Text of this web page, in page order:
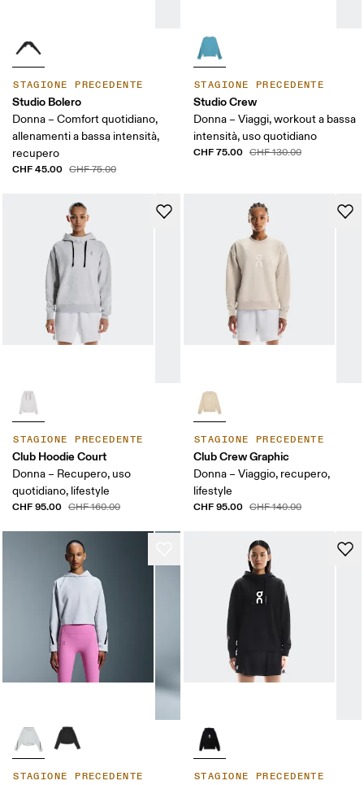
STAGIONE PRECEDENTE
Studio Bolero
Donna – Comfort quotidiano,
allenamenti a bassa intensità,
recupero
CHF 45.00 CHF 75.00
STAGIONE PRECEDENTE
Studio Crew
Donna – Viaggi, workout a bassa
intensità, uso quotidiano
CHF 75.00 CHF 130.00
STAGIONE PRECEDENTE
Club Hoodie Court
Donna – Recupero, uso
quotidiano, lifestyle
CHF 95.00 CHF 160.00
STAGIONE PRECEDENTE
Club Crew Graphic
Donna – Viaggio, recupero,
lifestyle
CHF 95.00 CHF 140.00
STAGIONE PRECEDENTE STAGIONE PRECEDENTE